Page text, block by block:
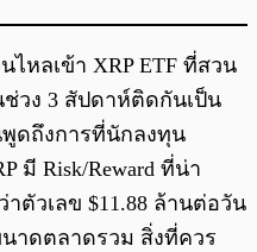
ไหลเข้า XRP ETF ที่สวน
ช่วง 3 สัปดาห์ติดกันเป็น
ดถึงการที่นักลงทุน
มี Risk/Reward ที่น่า
ตัวเลข $11.88 ล้านต่อวัน
นาดตลาดรวม สิ่งที่ควร